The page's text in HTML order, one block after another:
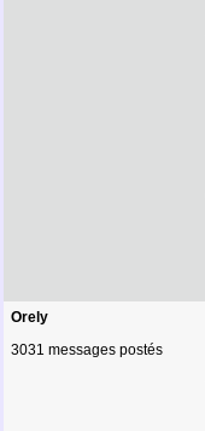
Orely
3031 messages postés